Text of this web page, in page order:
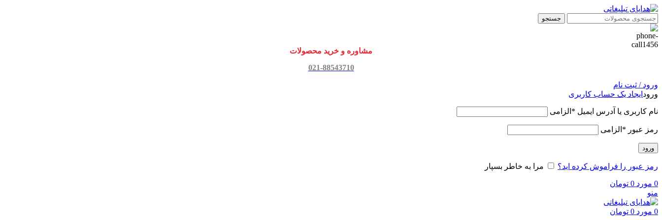
جستجو
مشاوره و خرید محصولات
021-88543710
ورود / ثبت نام
ورود ایجاد یک حساب کاربری
نام کاربری یا آدرس ایمیل * الزامی
رمز عبور * الزامی
ورود
رمز عبور را فراموش کرده اید؟ مرا به خاطر بسپار
0 مورد 0 تومان
منو
0 مورد 0 تومان